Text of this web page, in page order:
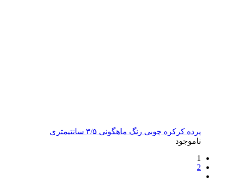
پرده کرکره چوبی رنگ ماهگونی ۳/۵ سانتیمتری
ناموجود
1
2